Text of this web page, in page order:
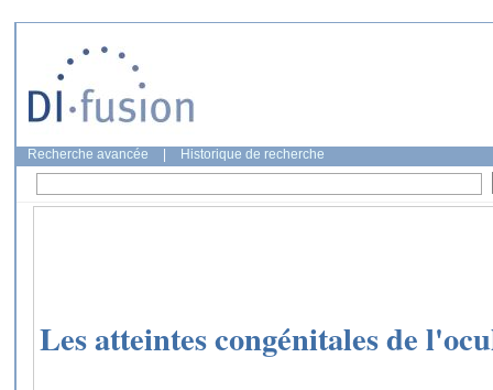
Recherche avancée Historique de recherche
Les atteintes congénitales de